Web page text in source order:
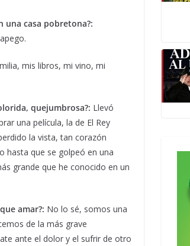
una casa pobretona?:
mis libros, mi vino, mi
quejumbrosa?: Llevó
una película, la de El Rey
la vista, tan corazón
hasta que se golpeó en una
grande que he conocido en un
amar?: No lo sé, somos una
de la más grave
ante el dolor y el sufrir de otro